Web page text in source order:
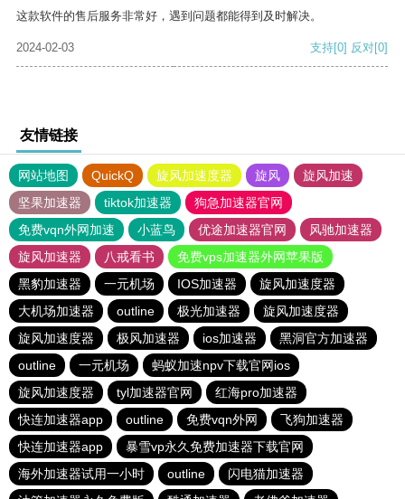
这款软件的售后服务非常好，遇到问题都能得到及时解决。
2024-02-03 支持[0] 反对[0]
友情链接
网站地图 QuickQ 旋风加速度器 旋风
旋风加速
坚果加速器
tiktok加速器
狗急加速器官网
免费vqn外网加速
小蓝鸟 优途加速器官网
风驰加速器
旋风加速器
八戒看书
免费vps加速器外网苹果版
黑豹加速器
一元机场 IOS加速器
旋风加速度器
大机场加速器
outline 极光加速器
旋风加速度器
旋风加速度器
极风加速器 ios加速器
黑洞官方加速器
outline
一元机场
蚂蚁加速npv下载官网ios
旋风加速度器
tyl加速器官网
红海pro加速器
快连加速器app
outline 免费vqn外网
飞狗加速器
快连加速器app
暴雪vp永久免费加速器下载官网
海外加速器试用一小时
outline
闪电猫加速器